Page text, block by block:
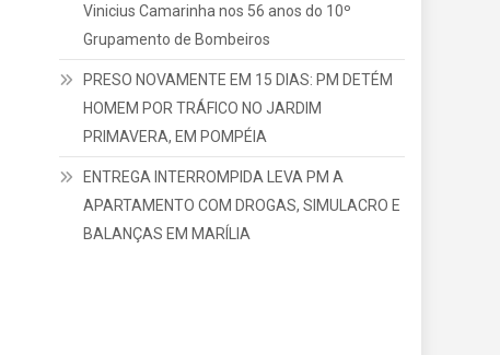
Vinicius Camarinha nos 56 anos do 10º
Grupamento de Bombeiros
PRESO NOVAMENTE EM 15 DIAS: PM DETÉM
HOMEM POR TRÁFICO NO JARDIM
PRIMAVERA, EM POMPÉIA
ENTREGA INTERROMPIDA LEVA PM A
APARTAMENTO COM DROGAS, SIMULACRO E
BALANÇAS EM MARÍLIA